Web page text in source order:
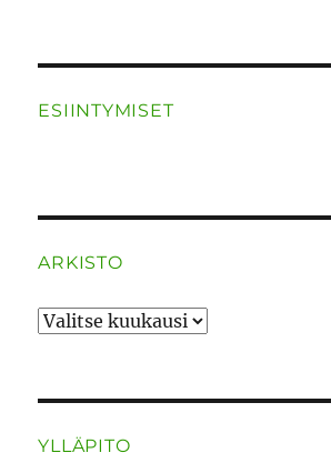
ESIINTYMISET
ARKISTO
ARKISTO
YLLÄPITO